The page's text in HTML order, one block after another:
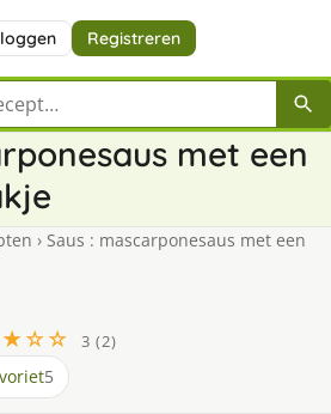
Registreren
recept
met een
› Saus : mascarponesaus met een
3 (2)
5